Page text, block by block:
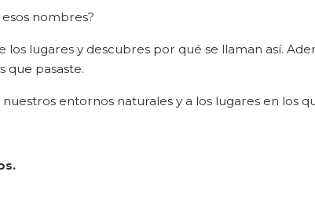
nombres?
lugares y descubres por qué se llaman así.
que pasaste.
entornos naturales y a los lugares en los
.